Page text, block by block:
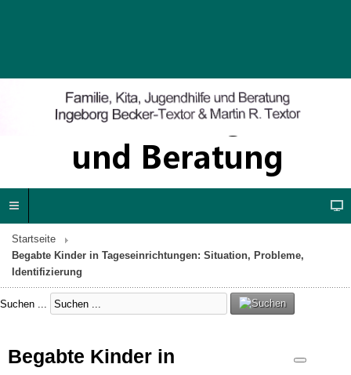
Startseite
Begabte Kinder in Tageseinrichtungen: Situation, Probleme,
Identifizierung
Suchen ...
Begabte Kinder in